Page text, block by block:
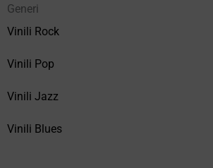
Generi
Vinili Rock
Vinili Pop
Vinili Jazz
Vinili Blues